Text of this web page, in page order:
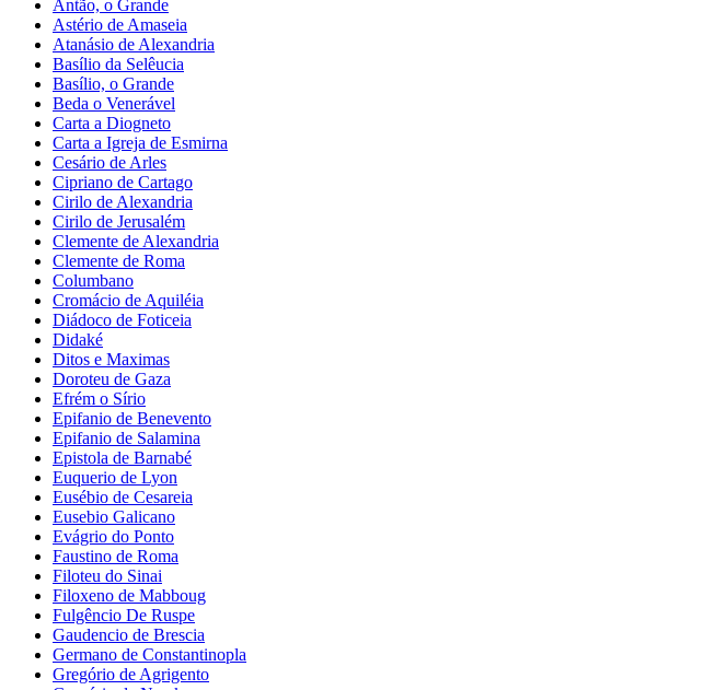
Antão, o Grande
Astério de Amaseia
Atanásio de Alexandria
Basílio da Selêucia
Basílio, o Grande
Beda o Venerável
Carta a Diogneto
Carta a Igreja de Esmirna
Cesário de Arles
Cipriano de Cartago
Cirilo de Alexandria
Cirilo de Jerusalém
Clemente de Alexandria
Clemente de Roma
Columbano
Cromácio de Aquiléia
Diádoco de Foticeia
Didaké
Ditos e Maximas
Doroteu de Gaza
Efrém o Sírio
Epifanio de Benevento
Epifanio de Salamina
Epistola de Barnabé
Euquerio de Lyon
Eusébio de Cesareia
Eusebio Galicano
Evágrio do Ponto
Faustino de Roma
Filoteu do Sinai
Filoxeno de Mabboug
Fulgêncio De Ruspe
Gaudencio de Brescia
Germano de Constantinopla
Gregório de Agrigento